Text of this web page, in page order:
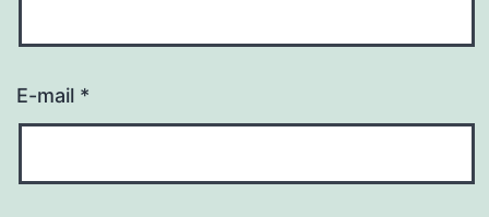
E-mail *